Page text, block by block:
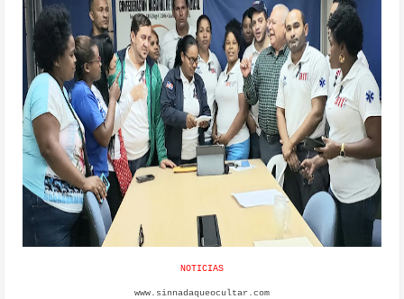
NOTICIAS
www.sinnadaqueocultar.com